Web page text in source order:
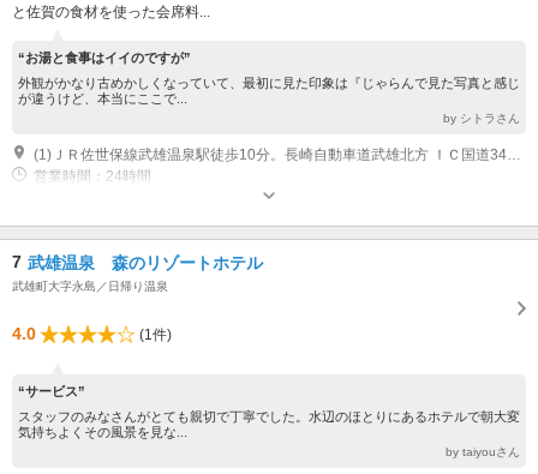
と佐賀の食材を使った会席料...
“お湯と食事はイイのですが”
外観がかなり古めかしくなっていて、最初に見た印象は『じゃらんで見た写真と感じ
が違うけど、本当にここで...
by シトラさん
営業時間：24時間
7 武雄温泉 森のリゾートホテル
武雄町大字永島／日帰り温泉
4.0 (1件)
“サービス”
スタッフのみなさんがとても親切で丁寧でした。水辺のほとりにあるホテルで朝大変
気持ちよくその風景を見な...
by taiyouさん